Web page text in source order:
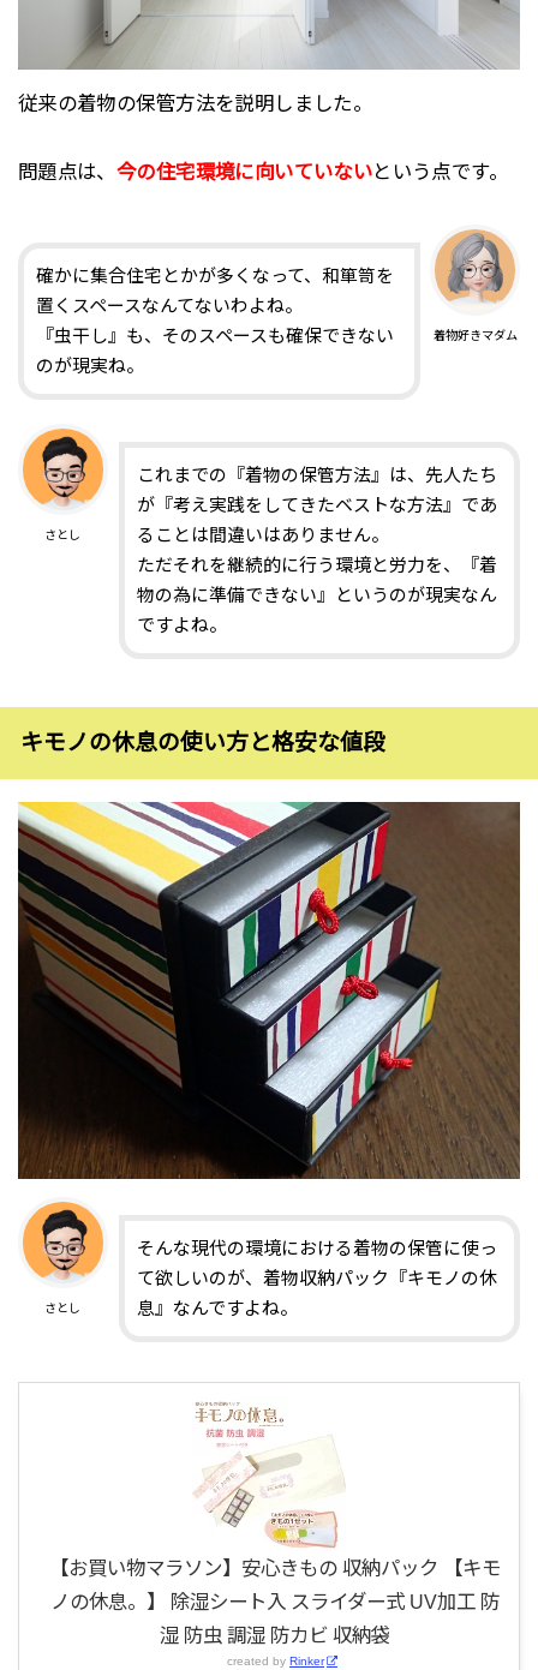
従来の着物の保管方法を説明しました。
問題点は、 今の住宅環境に向いていないという点です。
着物好きマダム
確かに集合住宅とかが多くなって、和箪笥を
置くスペースなんてないわよね。
『虫干し』も、そのスペースも確保できない
のが現実ね。
さとし
これまでの『着物の保管方法』は、先人たち
が『考え実践をしてきたベストな方法』であ
ることは間違いはありません。
ただそれを継続的に行う環境と労力を、『着
物の為に準備できない』というのが現実なん
ですよね。
キモノの休息の使い方と格安な値段
さとし
そんな現代の環境における着物の保管に使っ
て欲しいのが、着物収納パック『キモノの休
息』なんですよね。
【お買い物マラソン】安心きもの 収納パック 【キモ
ノの休息。】 除湿シート入 スライダー式 UV加工 防
湿 防虫 調湿 防カビ 収納袋
created by Rinker